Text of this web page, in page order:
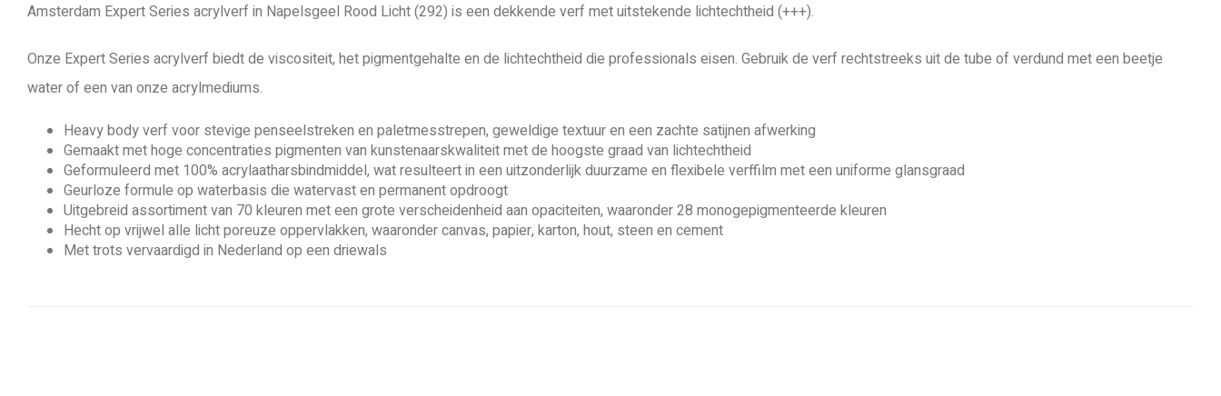
Amsterdam Expert Series acrylverf in Napelsgeel Rood Licht (292) is een dekkende verf met uitstekende lichtechtheid (+++).
Onze Expert Series acrylverf biedt de viscositeit, het pigmentgehalte en de lichtechtheid die professionals eisen. Gebruik de verf rechtstreeks uit de tube of verdund met een beetje
water of een van onze acrylmediums.
Heavy body verf voor stevige penseelstreken en paletmesstrepen, geweldige textuur en een zachte satijnen afwerking
Gemaakt met hoge concentraties pigmenten van kunstenaarskwaliteit met de hoogste graad van lichtechtheid
Geformuleerd met 100% acrylaatharsbindmiddel, wat resulteert in een uitzonderlijk duurzame en flexibele verffilm met een uniforme glansgraad
Geurloze formule op waterbasis die watervast en permanent opdroogt
Uitgebreid assortiment van 70 kleuren met een grote verscheidenheid aan opaciteiten, waaronder 28 monogepigmenteerde kleuren
Hecht op vrijwel alle licht poreuze oppervlakken, waaronder canvas, papier, karton, hout, steen en cement
Met trots vervaardigd in Nederland op een driewals